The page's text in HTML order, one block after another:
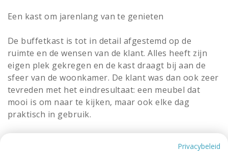
Een kast om jarenlang van te genieten
De buffetkast is tot in detail afgestemd op de
ruimte en de wensen van de klant. Alles heeft zijn
eigen plek gekregen en de kast draagt bij aan de
sfeer van de woonkamer. De klant was dan ook zeer
tevreden met het eindresultaat: een meubel dat
mooi is om naar te kijken, maar ook elke dag
praktisch in gebruik.
Privacybeleid